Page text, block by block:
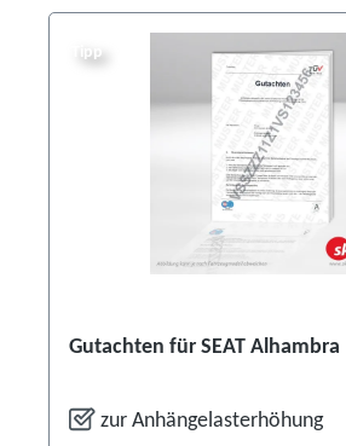
Tipp
Gutachten für SEAT Alhambra
zur Anhängelasterhöhung